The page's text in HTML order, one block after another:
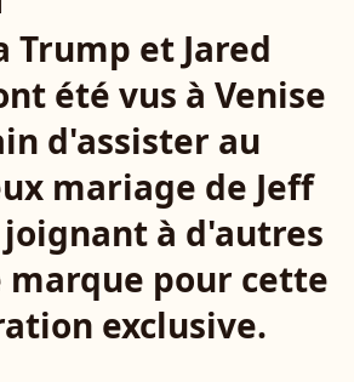
Trump et Jared
été vus à Venise
d'assister au
mariage de Jeff
joignant à d'autres
marque pour cette
exclusive.